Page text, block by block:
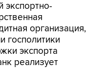
экспортно-
организация,
госполитики
экспорта
реализует